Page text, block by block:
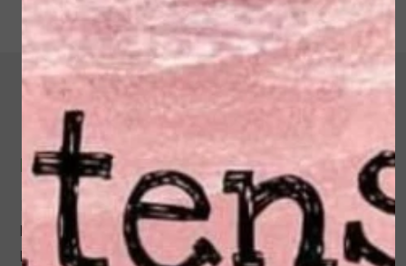
PURE, NATUURLIJKE INGREDIËNTEN
Extenso is een Nederlands cosmeticamerk met een
breed assortiment producten voor huidverzorging en
huidverbetering. Extenso is 100% Vegan, rijk aan